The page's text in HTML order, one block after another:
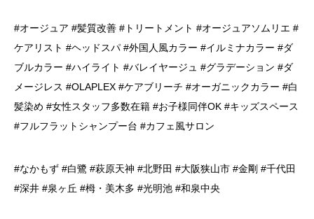
#オージュア #髪質改善 #トリートメント #オージュアソムリエ #
ケアリスト #ヘッドスパ #外国人風カラー #イルミナカラー #ダ
ブルカラー #ハイライト #バレイヤージュ #グラデーション #ダ
メージレス #OLAPLEX #ケアブリーチ #オーガニックカラー #白
髪染め #女性スタッフ多数在籍 #お子様同伴OK #キッズスペース
#フルフラットシャンプー台 #カフェ風サロン
#なかもず #白鷺 #萩原天神 #北野田 #大阪狭山市 #金剛 #千代田
#深井 #泉ヶ丘 #栂・美木多 #光明池 #和泉中央